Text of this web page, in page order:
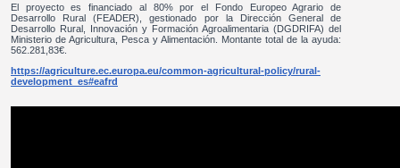
El proyecto es financiado al 80% por el Fondo Europeo Agrario de
Desarrollo Rural (FEADER), gestionado por la Dirección General de
Desarrollo Rural, Innovación y Formación Agroalimentaria (DGDRIFA) del
Ministerio de Agricultura, Pesca y Alimentación. Montante total de la ayuda:
562.281,83€.
https://agriculture.ec.europa.eu/common-agricultural-policy/rural-
development_es#eafrd